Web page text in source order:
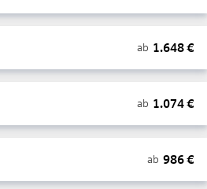
ab 1.648€
ab 1.074€
ab 986€